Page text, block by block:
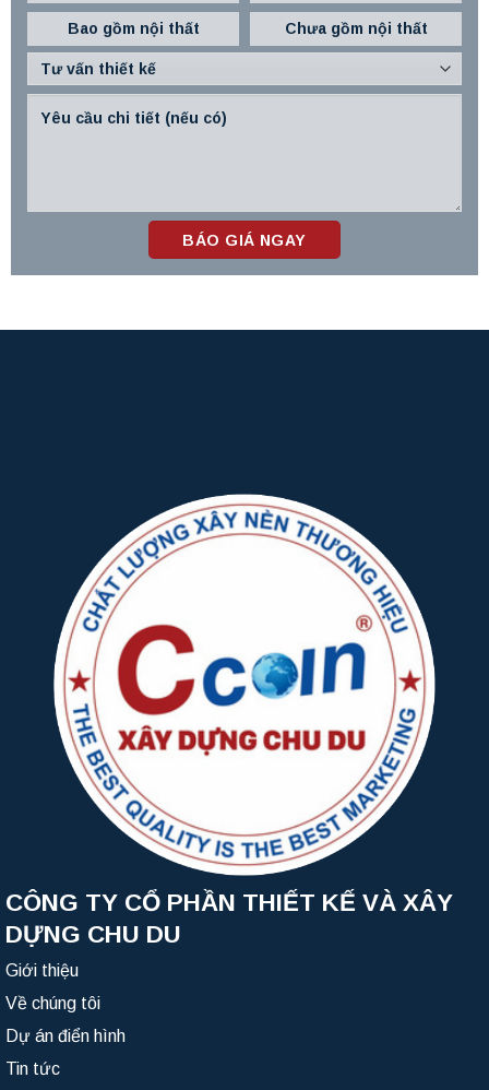
Bao gồm nội thất Chưa gồm nội thất
CÔNG TY CỔ PHẦN THIẾT KẾ VÀ XÂY
DỰNG CHU DU
Giới thiệu
Về chúng tôi
Dự án điển hình
Tin tức